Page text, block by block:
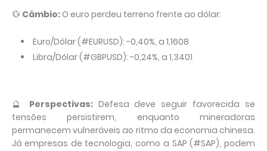
💱 Câmbio: O euro perdeu terreno frente ao dólar:
Euro/Dólar (#EURUSD): -0,40%, a 1,1608
Libra/Dólar (#GBPUSD): -0,24%, a 1,3401
🔮 Perspectivas: Defesa deve seguir favorecida se
tensões persistirem, enquanto mineradoras
permanecem vulneráveis ao ritmo da economia chinesa.
Já empresas de tecnologia, como a SAP (#SAP), podem